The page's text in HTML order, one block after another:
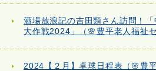
酒場放浪記の吉田類さん訪問！
大作戦2024」（🌸豊平老人福祉セ
2024【２月】卓球日程表（🌸豊